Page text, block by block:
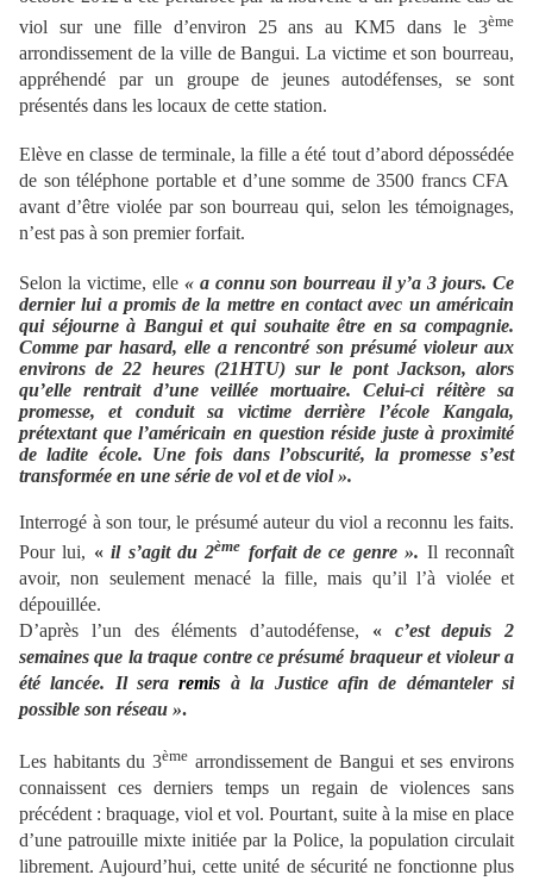
viol sur une fille d’environ 25 ans au KM5 dans le 3ème
arrondissement de la ville de Bangui. La victime et son bourreau,
appréhendé par un groupe de jeunes autodéfenses, se sont
présentés dans les locaux de cette station.
Elève en classe de terminale, la fille a été tout d’abord dépossédée
de son téléphone portable et d’une somme de 3500 francs CFA
avant d’être violée par son bourreau qui, selon les témoignages,
n’est pas à son premier forfait.
Selon la victime, elle « a connu son bourreau il y’a 3 jours. Ce
dernier lui a promis de la mettre en contact avec un américain
qui séjourne à Bangui et qui souhaite être en sa compagnie.
Comme par hasard, elle a rencontré son présumé violeur aux
environs de 22 heures (21HTU) sur le pont Jackson, alors
qu’elle rentrait d’une veillée mortuaire. Celui-ci réitère sa
promesse, et conduit sa victime derrière l’école Kangala,
prétextant que l’américain en question réside juste à proximité
de ladite école. Une fois dans l’obscurité, la promesse s’est
transformée en une série de vol et de viol ».
Interrogé à son tour, le présumé auteur du viol a reconnu les faits.
Pour lui, «il s’agit du 2ème forfait de ce genre ». Il reconnaît
avoir, non seulement menacé la fille, mais qu’il l’à violée et
dépouillée.
D’après l’un des éléments d’autodéfense, « c’est depuis 2
semaines que la traque contre ce présumé braqueur et violeur a
été lancée. Il sera remis à la Justice afin de démanteler si
possible son réseau ».
Les habitants du 3ème arrondissement de Bangui et ses environs
connaissent ces derniers temps un regain de violences sans
précédent : braquage, viol et vol. Pourtant, suite à la mise en place
d’une patrouille mixte initiée par la Police, la population circulait
librement. Aujourd’hui, cette unité de sécurité ne fonctionne plus